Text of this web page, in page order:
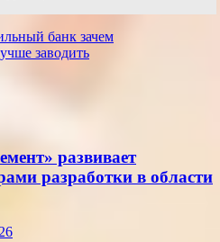
банк зачем
заводить
развивает
разработки в области